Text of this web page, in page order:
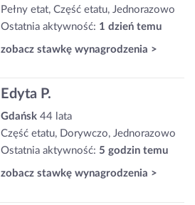
Pełny etat, Część etatu, Jednorazowo
Ostatnia aktywność: 1 dzień temu
zobacz stawkę wynagrodzenia >
Edyta P.
Gdańsk 44 lata
Część etatu, Dorywczo, Jednorazowo
Ostatnia aktywność: 5 godzin temu
zobacz stawkę wynagrodzenia >